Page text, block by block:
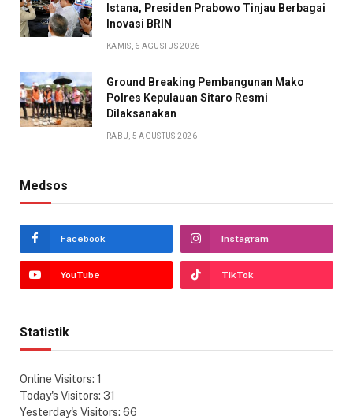
Istana, Presiden Prabowo Tinjau Berbagai
Inovasi BRIN
KAMIS, 6 AGUSTUS 2026
Ground Breaking Pembangunan Mako
Polres Kepulauan Sitaro Resmi
Dilaksanakan
RABU, 5 AGUSTUS 2026
Medsos
Facebook Instagram
YouTube TikTok
Statistik
Online Visitors: 1
Today's Visitors: 31
Yesterday's Visitors: 66